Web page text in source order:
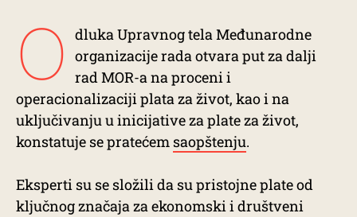
O dluka Upravnog tela Međunarodne
organizacije rada otvara put za dalji
rad MOR-a na proceni i
operacionalizaciji plata za život, kao i na
uključivanju u inicijative za plate za život,
konstatuje se pratećem saopštenju.
Eksperti su se složili da su pristojne plate od
ključnog značaja za ekonomski i društveni